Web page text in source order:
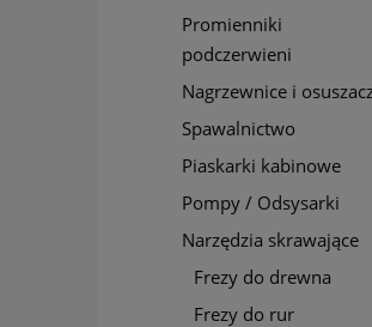
Promienniki
podczerwieni
Nagrzewnice i
Spawalnictwo
Piaskarki kabinowe
Pompy / Odsysarki
Narzędzia skrawające
Frezy do drewna
Frezy do rur